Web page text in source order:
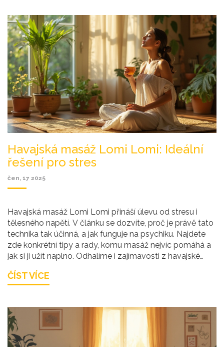
Havajská masáž Lomi Lomi: Ideální
řešení pro stres
čen, 17 2025
Havajská masáž Lomi Lomi přináší úlevu od stresu i
tělesného napětí. V článku se dozvíte, proč je právě tato
technika tak účinná, a jak funguje na psychiku. Najdete
zde konkrétní tipy a rady, komu masáž nejvíc pomáhá a
jak si ji užít naplno. Odhalíme i zajímavosti z havajské
stres, Lomi Lomi vás může příjemně překvapit.
ČÍST VÍCE